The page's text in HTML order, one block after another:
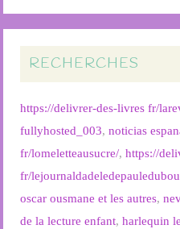
RECHERCHES
https://delivrer-des-livres fr/
fullyhosted_003,noticias
fr/lomeletteausucre/,https://
fr/
oscar ousmane et les autres,
de la lecture enfant,harlequin